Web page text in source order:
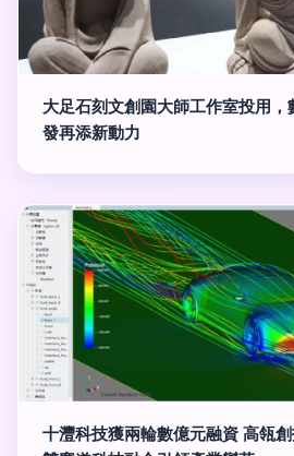
大足石刻文創園大師工作室投用
發再添新動力
十灃科技獲兩輪數億元融資 高瓴